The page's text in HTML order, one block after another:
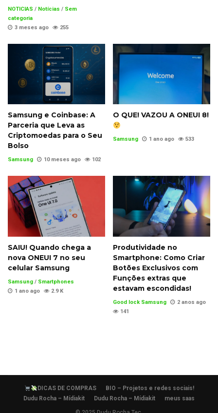
NOTICIAS / Notícias / Sem
categoria
3 meses ago
255
Samsung e Coinbase: A
Parceria que Leva as
Criptomoedas para o Seu
Bolso
Samsung 10 meses ago 102
O QUE! VAZOU A ONEUI 8!
Samsung 1 ano ago 533
SAIU! Quando chega a
nova ONEUI 7 no seu
celular Samsung
Samsung / Smartphones
1 ano ago
2.9 K
Produtividade no
Smartphone: Como Criar
Botões Exclusivos com
Funções extras que
estavam escondidas!
Good lock Samsung
2 anos ago
141
DICAS DE COMPRAS
BIO – Projetos e redes sociais!
Dudu Rocha – Mídiakit
Dudu Rocha – Mídiakit meus saas